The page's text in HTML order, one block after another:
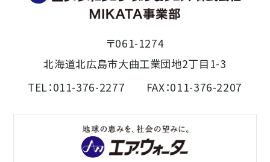
〒061-1274
北海道北広島市大曲工業団地2丁目1-3
TEL：011-376-2277 FAX：011-376-2207